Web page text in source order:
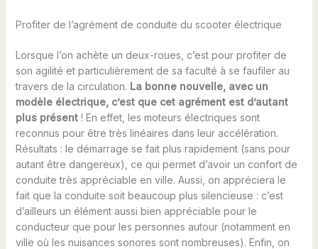
Profiter de l’agrément de conduite du scooter électrique
Lorsque l’on achète un deux-roues, c’est pour profiter de
son agilité et particulièrement de sa faculté à se faufiler au
travers de la circulation. La bonne nouvelle, avec un
modèle électrique, c’est que cet agrément est d’autant
plus présent! En effet, les moteurs électriques sont
reconnus pour être très linéaires dans leur accélération.
Résultats : le démarrage se fait plus rapidement (sans pour
autant être dangereux), ce qui permet d’avoir un confort de
conduite très appréciable en ville. Aussi, on appréciera le
fait que la conduite soit beaucoup plus silencieuse : c’est
d’ailleurs un élément aussi bien appréciable pour le
conducteur que pour les personnes autour (notamment en
ville où les nuisances sonores sont nombreuses). Enfin, on